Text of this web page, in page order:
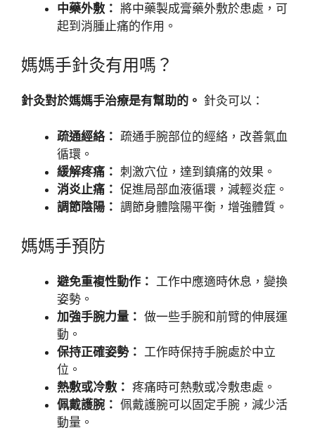
中藥外敷： 將中藥製成膏藥外敷於患處，可
起到消腫止痛的作用。
媽媽手針灸有用嗎？
針灸對於媽媽手治療是有幫助的。 針灸可以：
疏通經絡： 疏通手腕部位的經絡，改善氣血
循環。
緩解疼痛： 刺激穴位，達到鎮痛的效果。
消炎止痛： 促進局部血液循環，減輕炎症。
調節陰陽： 調節身體陰陽平衡，增強體質。
媽媽手預防
避免重複性動作： 工作中應適時休息，變換
姿勢。
加強手腕力量： 做一些手腕和前臂的伸展運
動。
保持正確姿勢： 工作時保持手腕處於中立
位。
熱敷或冷敷： 疼痛時可熱敷或冷敷患處。
佩戴護腕： 佩戴護腕可以固定手腕，減少活
動量。